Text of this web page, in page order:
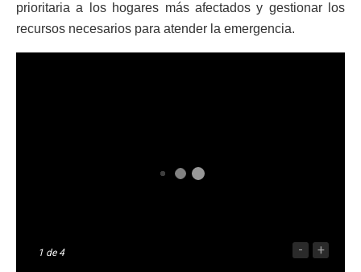
prioritaria a los hogares más afectados y gestionar los
recursos necesarios para atender la emergencia.
1 de 4 - +